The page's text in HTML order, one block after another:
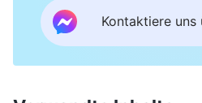
bereit, ihre Pflicht zu
bereit, sich anzustrengen
ertragen, und suchen
Kontaktiere uns